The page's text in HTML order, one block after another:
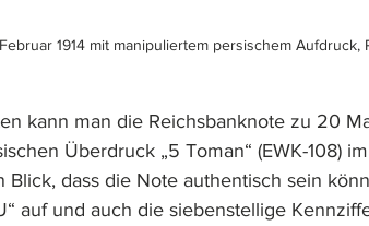
1914 mit manipuliertem persischem Aufdruck,
kann man die Reichsbanknote zu 20
Überdruck „5 Toman“ (EWK-108)
dass die Note authentisch sein
auf und auch die siebenstellige